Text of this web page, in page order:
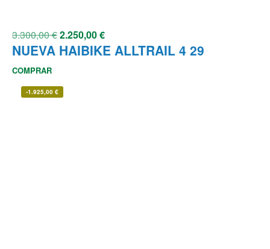
3.300,00€2.250,00€
NUEVA HAIBIKE ALLTRAIL 4 29
COMPRAR
-1.925,00 €